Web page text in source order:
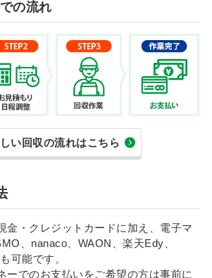
の流れ
い回収の流れはこちら
金・クレジットカードに加え、電子マ
、nanaco、WAON、楽天Edy、
可能です。
ーでのお支払いをご希望の方は事前に